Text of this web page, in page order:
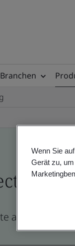
Branchen
and product
Wenn Sie
Gerät zu,